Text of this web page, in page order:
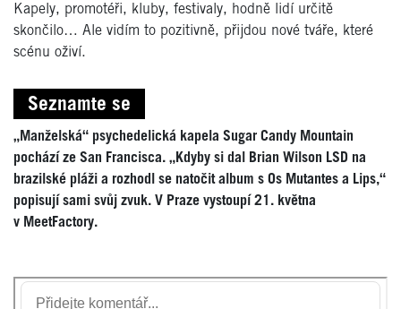
Kapely, promotéři, kluby, festivaly, hodně lidí určitě
skončilo… Ale vidím to pozitivně, přijdou nové tváře, které
scénu oživí.
Seznamte se
„Manželská“ psychedelická kapela Sugar Candy Mountain
pochází ze San Francisca. „Kdyby si dal Brian Wilson LSD na
brazilské pláži a rozhodl se natočit album s Os Mutantes a Lips,“
popisují sami svůj zvuk. V Praze vystoupí 21. května
v MeetFactory.